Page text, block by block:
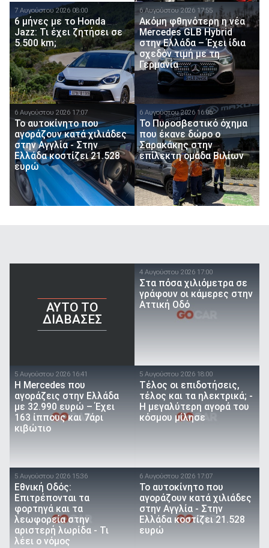
7 Αυγούστου 2026 08:00
6 μήνες με το Honda
Jazz: Τι έχει ζητήσει σε
5.500 km;
6 Αυγούστου 2026 17:55
Ακόμη φθηνότερη η νέα
Mercedes GLB Hybrid
στην Ελλάδα – Έχει ίδια
σχεδόν τιμή με τη
Γερμανία
6 Αυγούστου 2026 17:07
To αυτοκίνητο που
αγοράζουν κατά χιλιάδες
στην Αγγλία - Στην
Ελλάδα κοστίζει 21.528
ευρώ
6 Αυγούστου 2026 16:06
Το Πυροσβεστικό όχημα
που έκανε δώρο ο
Σαρακάκης στην
επίλεκτη ομάδα Βιλίων
AYTO TO
ΔΙΑΒΑΣΕΣ
4 Αυγούστου 2026 17:00
Στα πόσα χιλιόμετρα σε
γράφουν οι κάμερες στην
Αττική Οδό
5 Αυγούστου 2026 16:41
Η Mercedes που
αγοράζεις στην Ελλάδα
με 32.990 ευρώ – Έχει
163 ίππους και 7άρι
κιβώτιο
5 Αυγούστου 2026 18:00
Τέλος οι επιδοτήσεις,
τέλος και τα ηλεκτρικά; -
Η μεγαλύτερη αγορά του
κόσμου μίλησε
5 Αυγούστου 2026 15:36
Εθνική Οδός:
Επιτρέπονται τα
φορτηγά και τα
λεωφορεία στην
αριστερή λωρίδα - Τι
λέει ο νόμος
6 Αυγούστου 2026 17:07
To αυτοκίνητο που
αγοράζουν κατά χιλιάδες
στην Αγγλία - Στην
Ελλάδα κοστίζει 21.528
ευρώ